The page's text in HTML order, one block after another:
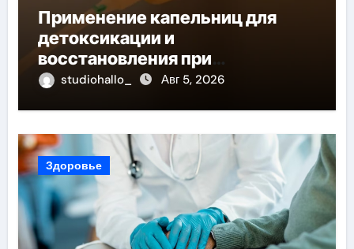
Применение капельниц для
детоксикации и
восстановления при
похмельном синдроме
studiohallo_ Авг 5, 2026
Здоровье